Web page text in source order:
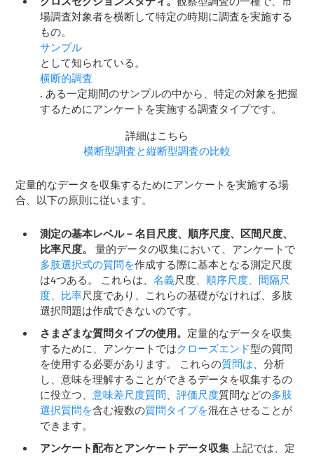
場調査対象者を横断して特定の時期に調査を実施する
もの。
サンプル
として知られている。
横断的調査
. ある一定期間のサンプルの中から、特定の対象を把握
するためにアンケートを実施する調査タイプです。
詳細はこちら
横断型調査と縦断型調査の比較
定量的なデータを収集するためにアンケートを実施する場
合、以下の原則に従います。
測定の基本レベル – 名目尺度、順序尺度、区間尺度、
比率尺度。量的データの収集において、アンケートで
多肢選択式の質問を作成する際に基本となる測定尺度
は4つある。 これらは、名義尺度、順序尺度、間隔尺
度、比率尺度であり、これらの基礎がなければ、多肢
選択問題は作成できないのです。
さまざまな質問タイプの使用。 定量的なデータを収集
するために、アンケートではクローズエンド型の質問
を使用する必要があります。 これらの質問は、分析
し、意味を理解することができるデータを収集するの
に役立つ、意味差尺度質問 、評価尺度質問などの多肢
選択質問を含む複数の質問タイプを混在させることが
できます。
アンケート配布とアンケートデータ収集上記では、定